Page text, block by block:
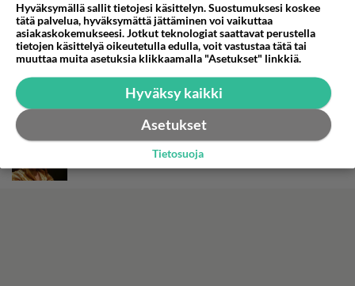
Kun yksi kauhallinen ei riitä... Tämä helppo
arkiruoka ei jää syömättä!
Ikäviä uutisia Elämäni biisi -suosikkisarjasta -
Monelle tv-katsojalle iso pettymys
Apu: Satu Silvo paljastaa - Näin rakkaus Reidar-
puolisoon syttyi
Hyväksymällä sallit tietojesi käsittelyn. Suostumuksesi koskee
tätä palvelua, hyväksymättä jättäminen voi vaikuttaa
asiakaskokemukseesi. Jotkut teknologiat saattavat perustella
tietojen käsittelyä oikeutetulla edulla, voit vastustaa tätä tai
muuttaa muita asetuksia klikkaamalla "Asetukset" linkkiä.
Hyväksy kaikki
Asetukset
Tietosuoja